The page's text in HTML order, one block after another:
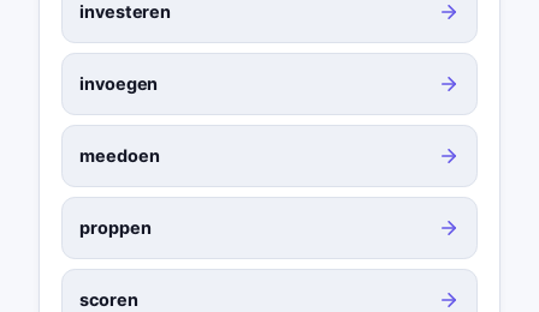
investeren
invoegen
meedoen
proppen
scoren